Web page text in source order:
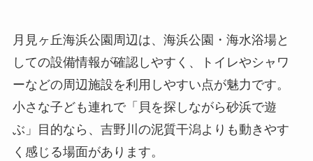
月見ヶ丘海浜公園周辺は、海浜公園・海水浴場と
しての設備情報が確認しやすく、トイレやシャワ
ーなどの周辺施設を利用しやすい点が魅力です。
小さな子ども連れで「貝を探しながら砂浜で遊
ぶ」目的なら、吉野川の泥質干潟よりも動きやす
く感じる場面があります。